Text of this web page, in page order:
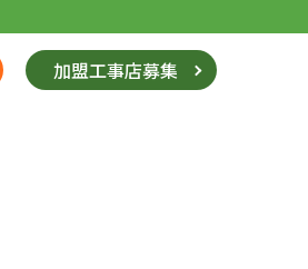
加盟工事店募集